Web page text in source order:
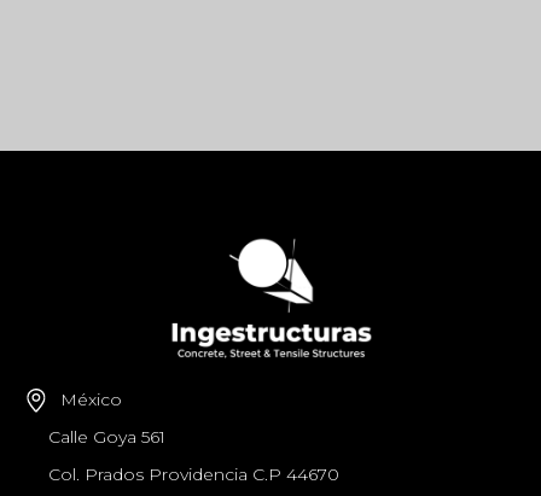
México
Calle Goya 561
Col. Prados Providencia C.P 44670